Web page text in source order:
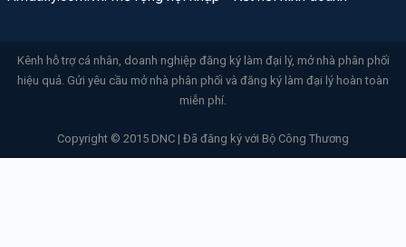
Kênh hỗ trợ cá nhân, doanh nghiệp đăng ký làm đại lý, mở nhà phân phối
hiệu quả. Gửi yêu cầu mở nhà phân phối và đăng ký làm đại lý hoàn toàn
miễn phí.
Copyright © 2015 DNC | Đã đăng ký với Bộ Công Thương